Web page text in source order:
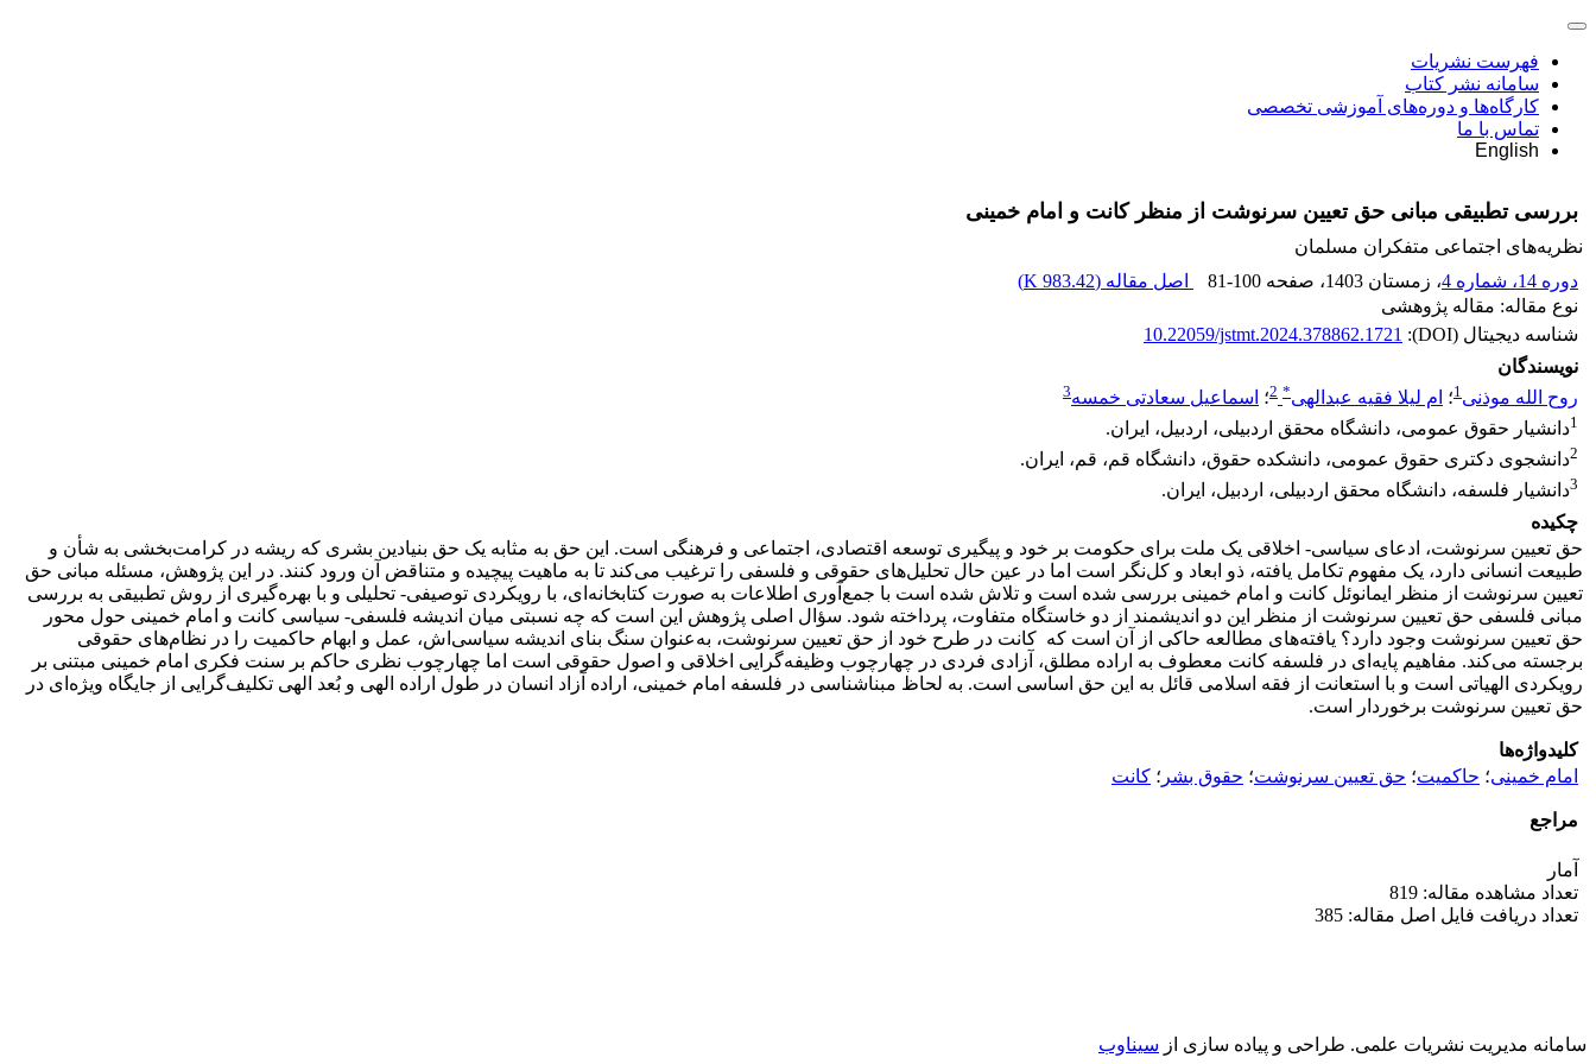
فهرست نشریات
سامانه نشر کتاب
کارگاه‌ها و دوره‌های آموزشی تخصصی
تماس با ما
English
بررسی تطبیقی مبانی حق تعیین سرنوشت از منظر کانت و امام خمینی
نظریه‌های اجتماعی متفکران مسلمان
دوره 14، شماره 4
، زمستان 1403 ، صفحه 81-100 اصل مقاله (983.42 K
)
نوع مقاله: مقاله پژوهشی
شناسه دیجیتال (DOI):
10.22059/jstmt.2024.378862.1721
نویسندگان
روح الله موذنی1؛ ام لیلا فقیه عبدالهی*
2؛ اسماعیل سعادتی خمسه3
1دانشیار حقوق عمومی، دانشگاه محقق اردبیلی، اردبیل، ایران.
2دانشجوی دکتری حقوق عمومی، دانشکده حقوق، دانشگاه قم، قم، ایران.
3دانشیار فلسفه، دانشگاه محقق اردبیلی، اردبیل، ایران.
چکیده
حق تعیین سرنوشت، ادعای سیاسی- اخلاقی یک ملت برای حکومت بر خود و پیگیری توسعه اقتصادی، اجتماعی و فرهنگی است. این حق به مثابه یک حق بنیادین بشری که ریشه در کرامت‌بخشی به شأن و
طبیعت انسانی دارد، یک مفهوم تکامل یافته، ذو ابعاد و کل‌نگر است اما در عین حال تحلیل‌های حقوقی و فلسفی را ترغیب می‌کند تا به ماهیت پیچیده و متناقض آن ورود کنند. در این پژوهش، مسئله مبانی حق
تعیین سرنوشت از منظر ایمانوئل کانت و امام خمینی بررسی شده است و تلاش شده است با جمع‌آوری اطلاعات به صورت کتابخانه‌ای، با رویکردی توصیفی- تحلیلی و با بهره‌گیری از روش تطبیقی به بررسی
مبانی فلسفی حق تعیین سرنوشت از منظر این دو اندیشمند از دو خاستگاه متفاوت، پرداخته شود. سؤال اصلی پژوهش این است که چه نسبتی میان اندیشه فلسفی- سیاسی کانت و امام خمینی حول محور
حق تعیین سرنوشت وجود دارد؟ یافته‌های مطالعه حاکی از آن است که کانت در طرح خود از حق تعیین سرنوشت، به‌عنوان سنگ بنای اندیشه سیاسی‌اش، عمل و ابهام حاکمیت را در نظام‌های حقوقی
برجسته می‌کند. مفاهیم پایه‌ای در فلسفه کانت معطوف به اراده مطلق، آزادی فردی در چهارچوب وظیفه‌گرایی اخلاقی و اصول حقوقی است اما چهارچوب نظری حاکم بر سنت فکری امام خمینی مبتنی بر
رویکردی الهیاتی است و با استعانت از فقه اسلامی قائل به این حق اساسی است. به لحاظ مبناشناسی در فلسفه امام خمینی، اراده آزاد انسان در طول اراده الهی و بُعد الهی تکلیف‌گرایی از جایگاه ویژه‌ای در
حق تعیین سرنوشت برخوردار است.
کلیدواژه‌ها
امام خمینی؛ حاکمیت؛ حق تعیین سرنوشت؛ حقوق بشر ؛ کانت
مراجع
آمار
تعداد مشاهده مقاله: 819
تعداد دریافت فایل اصل مقاله: 385
سامانه مدیریت نشریات علمی. طراحی و پیاده سازی از سیناوب